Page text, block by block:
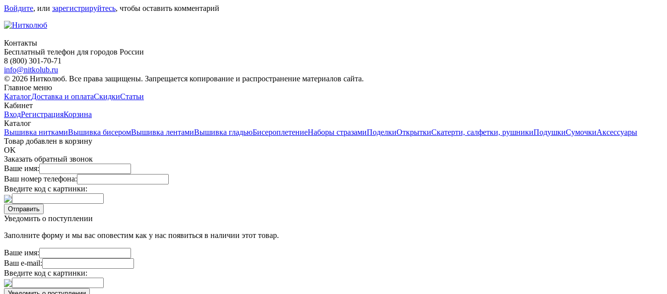
Войдите, или зарегистрируйтесь, чтобы оставить комментарий
Контакты
Бесплатный телефон для городов России
8 (800) 301-70-71
info@nitkolub.ru
© 2026 Нитколюб. Все права защищены. Запрещается копирование и распространение материалов сайта.
Главное меню
КаталогДоставка и оплатаСкидкиСтатьи
Кабинет
ВходРегистрацияКорзина
Каталог
Вышивка ниткамиВышивка бисеромВышивка лентамиВышивка гладьюБисероплетениеНаборы стразамиПоделкиОткрыткиСкатерти, салфетки, рушникиПодушкиСумочкиАксессуары
Товар добавлен в корзину
OK
Заказать обратный звонок
Ваше имя:
Ваш номер телефона:
Введите код с картинки:
Уведомить о поступлении
Заполните форму и мы вас оповестим как у нас появиться в наличии этот товар.
Ваше имя:
Ваш e-mail:
Введите код с картинки: